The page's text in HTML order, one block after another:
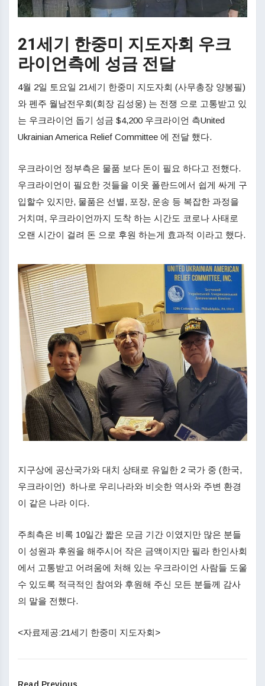
21세기 한중미 지도자회 우크
라이언측에 성금 전달
4월 2일 토요일 21세기 한중미 지도자회 (사무총장 양봉필)
와 펜주 월남전우회(회장 김성웅) 는 전쟁 으로 고통받고 있
는 우크라이언 돕기 성금 $4,200 우크라이언 측United
Ukrainian America Relief Committee 에 전달 했다.
우크라이언 정부측은 물품 보다 돈이 필요 하다고 전했다.
우크라이언이 필요한 것들을 이웃 폴란드에서 쉽게 싸게 구
입할수 있지만, 물품은 선별, 포장, 운송 등 복잡한 과정을
거치며, 우크라이언까지 도착 하는 시간도 코로나 사태로
오랜 시간이 걸려 돈 으로 후원 하는게 효과적 이라고 했다.
지구상에 공산국가와 대치 상태로 유일한 2 국가 중 (한국,
우크라이언) 하나로 우리나라와 비슷한 역사와 주변 환경
이 같은 나라 이다.
주최측은 비록 10일간 짧은 모금 기간 이였지만 많은 분들
이 성원과 후원을 해주시어 작은 금액이지만 필라 한인사회
에서 고통받고 어려움에 처해 있는 우크라이언 사람들 도울
수 있도록 적극적인 참여와 후원해 주신 모든 분들께 감사
의 말을 전했다.
<자료제공:21세기 한중미 지도자회>